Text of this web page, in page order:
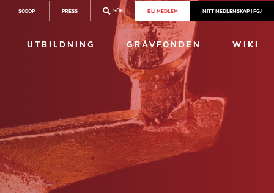
SCOOP PRESS SÖK BLI MEDLEM MITT MEDLEMSKAP I FGJ
UTBILDNING GRÄVFONDEN WIKI